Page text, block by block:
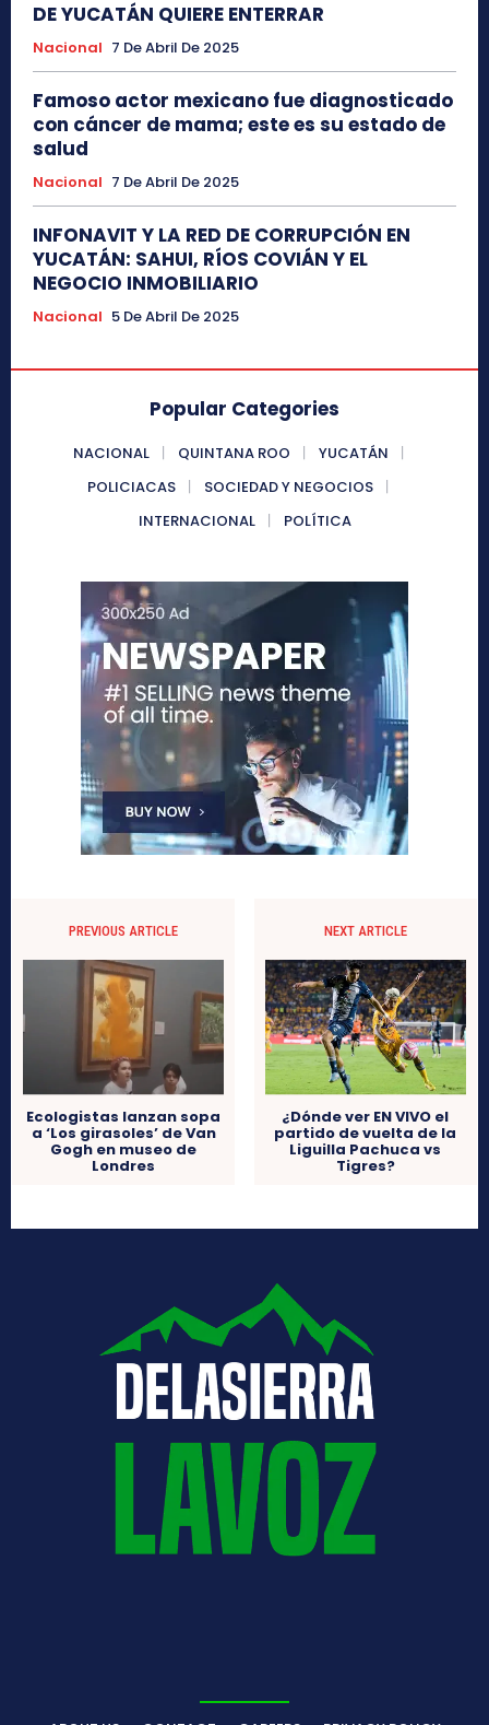
DE YUCATÁN QUIERE ENTERRAR
Nacional 7 De Abril De 2025
Famoso actor mexicano fue diagnosticado
con cáncer de mama; este es su estado de
salud
Nacional 7 De Abril De 2025
INFONAVIT Y LA RED DE CORRUPCIÓN EN
YUCATÁN: SAHUI, RÍOS COVIÁN Y EL
NEGOCIO INMOBILIARIO
Nacional 5 De Abril De 2025
Popular Categories
NACIONAL QUINTANA ROO
YUCATÁN
POLICIACAS
SOCIEDAD Y NEGOCIOS
INTERNACIONAL
POLÍTICA
PREVIOUS ARTICLE
Ecologistas lanzan sopa
a ‘Los girasoles’ de Van
Gogh en museo de
Londres
NEXT ARTICLE
¿Dónde ver EN VIVO el
partido de vuelta de la
Liguilla Pachuca vs
Tigres?